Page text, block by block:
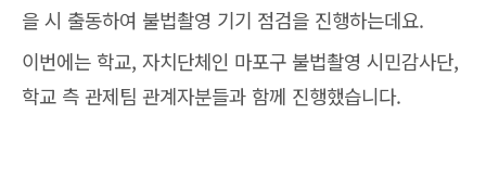
을 시 출동하여 불법촬영 기기 점검을 진행하는데요.
이번에는 학교, 자치단체인 마포구 불법촬영 시민감사단,
학교 측 관제팀 관계자분들과 함께 진행했습니다.